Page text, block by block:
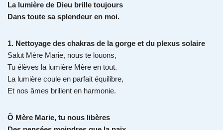
La lumière de Dieu brille toujours
Dans toute sa splendeur en moi.
1. Nettoyage des chakras de la gorge et du plexus solaire
Salut Mère Marie, nous te louons,
Tu élèves la lumière Mère en tout.
La lumière coule en parfait équilibre,
Et nos âmes brillent en harmonie.
Ô Mère Marie, tu nous libères